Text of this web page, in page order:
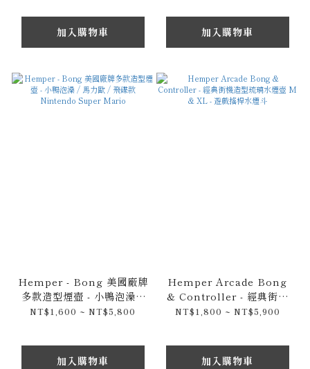
加入購物車 加入購物車
Hemper - Bong 美國廠牌
多款造型煙壺 - 小鴨泡澡 /
馬力歐 / 飛碟款 Nintendo
NT$1,600 ~ NT$5,800
加入購物車
Hemper Arcade Bong
& Controller - 經典街機
造型琉璃水煙壺 M & XL -
NT$1,800 ~ NT$5,900
加入購物車